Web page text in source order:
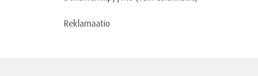
Reklamaatio